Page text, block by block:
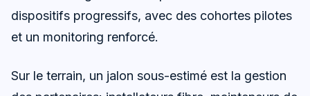
dispositifs progressifs, avec des cohortes pilotes
et un monitoring renforcé.
Sur le terrain, un jalon sous-estimé est la gestion